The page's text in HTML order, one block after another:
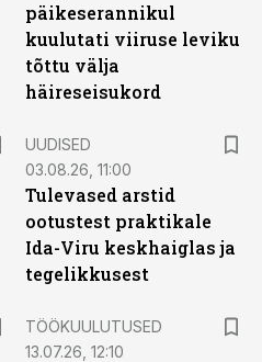
päikeserannikul
kuulutati viiruse leviku
tõttu välja
häireseisukord
UUDISED
03.08.26, 11:00
Tulevased arstid
ootustest praktikale
Ida-Viru keskhaiglas ja
tegelikkusest
TÖÖKUULUTUSED
13.07.26, 12:10